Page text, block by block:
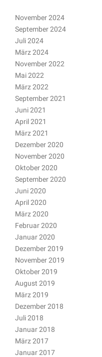
November 2024
September 2024
Juli 2024
März 2024
November 2022
Mai 2022
März 2022
September 2021
Juni 2021
April 2021
März 2021
Dezember 2020
November 2020
Oktober 2020
September 2020
Juni 2020
April 2020
März 2020
Februar 2020
Januar 2020
Dezember 2019
November 2019
Oktober 2019
August 2019
März 2019
Dezember 2018
Juli 2018
Januar 2018
März 2017
Januar 2017